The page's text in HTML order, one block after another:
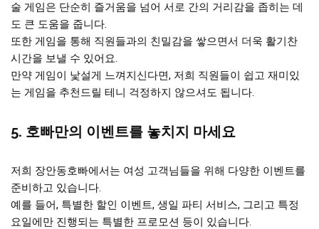
술 게임은 단순히 즐거움을 넘어 서로 간의 거리감을 좁히는 데
도 큰 도움을 줍니다.
또한 게임을 통해 직원들과의 친밀감을 쌓으면서 더욱 활기찬
시간을 보낼 수 있어요.
만약 게임이 낯설게 느껴지신다면, 저희 직원들이 쉽고 재미있
는 게임을 추천드릴 테니 걱정하지 않으셔도 됩니다.
5. 호빠만의 이벤트를 놓치지 마세요
저희 장안동호빠에서는 여성 고객님들을 위해 다양한 이벤트를
준비하고 있습니다.
예를 들어, 특별한 할인 이벤트, 생일 파티 서비스, 그리고 특정
요일에만 진행되는 특별한 프로모션 등이 있습니다.